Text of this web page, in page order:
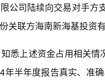
公司陆续向交易对手
关联方海南新海基投资
悉上述资金占用相关
半年度报告真实、准